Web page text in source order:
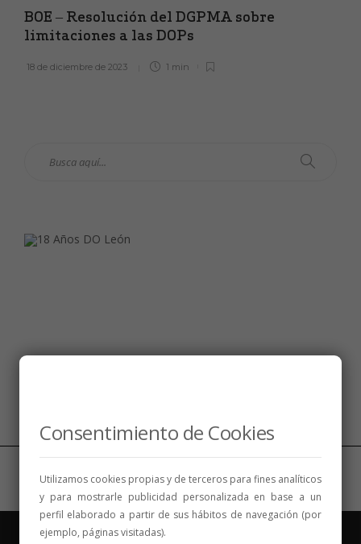
BOE – Resolución del DGPMA sobre
limitaciones a las DOPs
18 de diciembre de 2023 1 min
Consentimiento de Cookies
Utilizamos cookies propias y de terceros para fines analíticos
y para mostrarle publicidad personalizada en base a un
perfil elaborado a partir de sus hábitos de navegación (por
ejemplo, páginas visitadas).